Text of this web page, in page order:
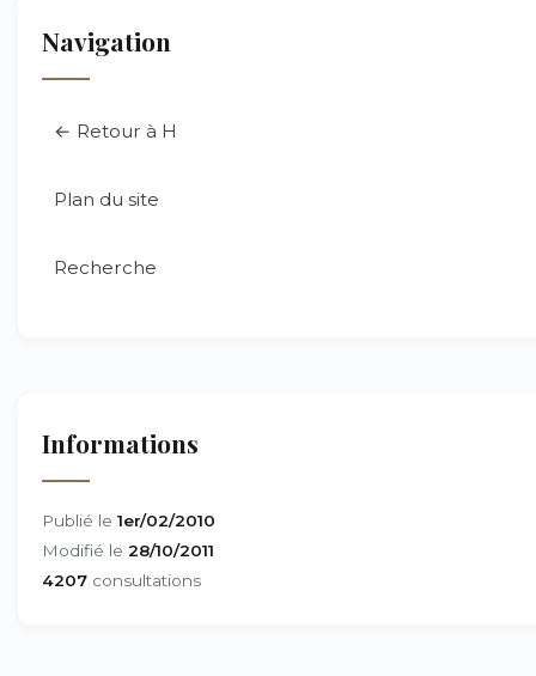
Navigation
← Retour à H
Plan du site
Recherche
Informations
Publié le 1er/02/2010
Modifié le 28/10/2011
4207 consultations